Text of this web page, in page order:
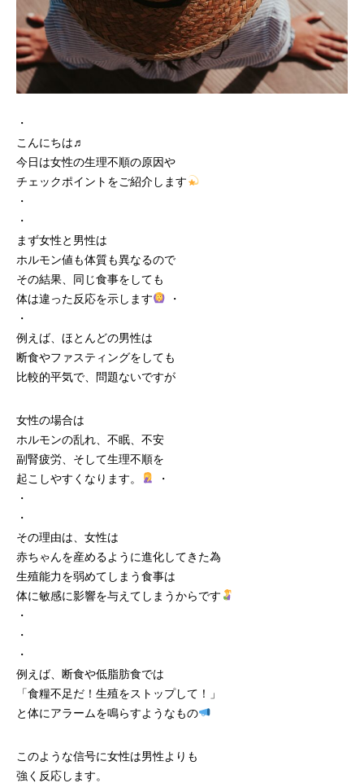
・
こんにちは♬
今日は女性の生理不順の原因や
チェックポイントをご紹介します
・
・
まず女性と男性は
ホルモン値も体質も異なるので
その結果、同じ食事をしても
体は違った反応を示します
・
・
例えば、ほとんどの男性は
断食やファスティングをしても
比較的平気で、問題ないですが
女性の場合は
ホルモンの乱れ、不眠、不安
副腎疲労、そして生理不順を
起こしやすくなります。
・
・
・
その理由は、女性は
赤ちゃんを産めるように進化してきた為
生殖能力を弱めてしまう食事は
体に敏感に影響を与えてしまうからです
・
・
・
例えば、断食や低脂肪食では
「食糧不足だ！生殖をストップして！」
と体にアラームを鳴らすようなもの
このような信号に女性は男性よりも
強く反応します。